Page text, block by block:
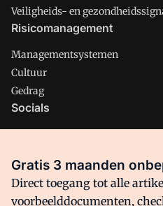
Veiligheids- en
Risicomanagement
Managementsystemen
Cultuur
Gedrag
Socials
Facebook
Gratis 3 maanden
Direct toegang tot alle
voorbeelddocumenten,